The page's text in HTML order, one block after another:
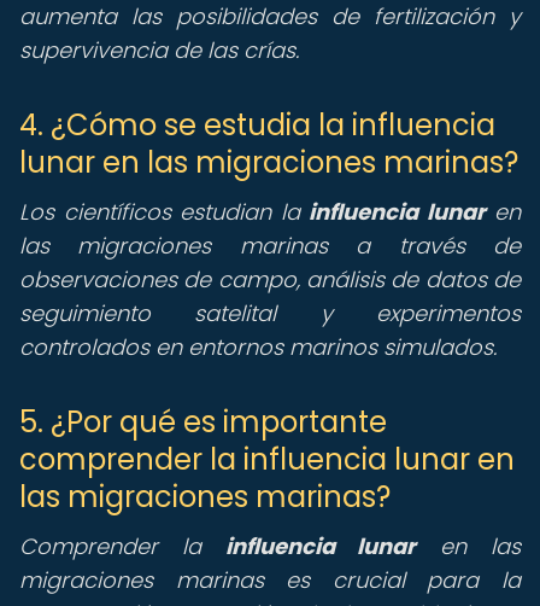
aumenta las posibilidades de fertilización y
supervivencia de las crías.
4. ¿Cómo se estudia la influencia
lunar en las migraciones marinas?
Los científicos estudian la influencia lunaren
las migraciones marinas a través de
observaciones de campo, análisis de datos de
seguimiento satelital y experimentos
controlados en entornos marinos simulados.
5. ¿Por qué es importante
comprender la influencia lunar en
las migraciones marinas?
Comprender la influencia lunaren las
migraciones marinas es crucial para la